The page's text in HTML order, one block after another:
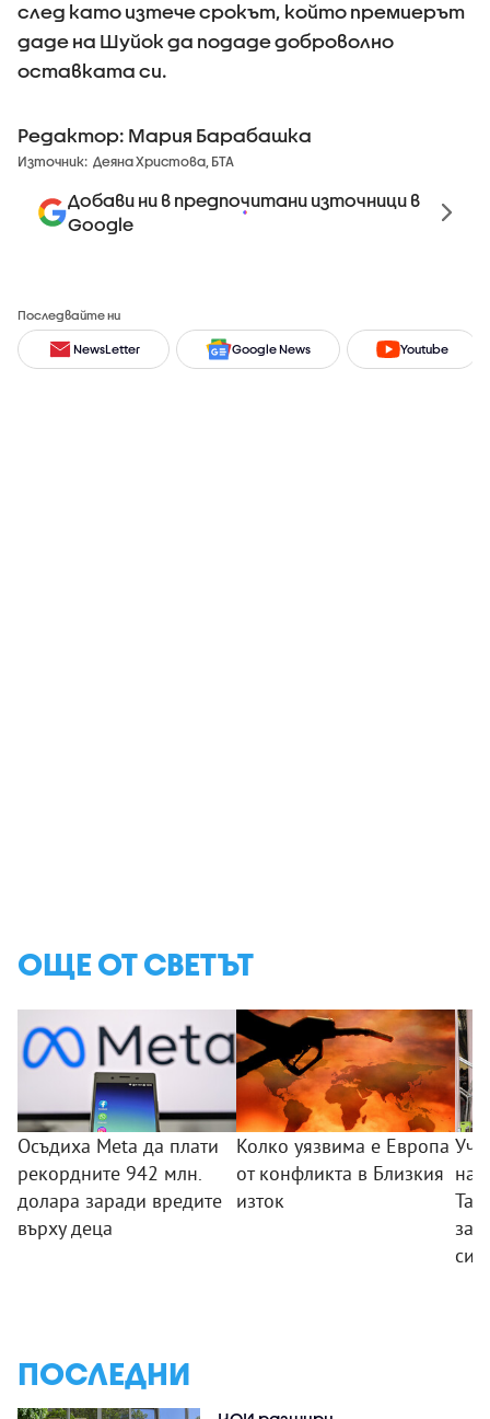
след като изтече срокът, който премиерът
даде на Шуйок да подаде доброволно
оставката си.
Редактор: Мария Барабашка
Източник: Деяна Христова, БТА
Добави ни в предпочитани източници в
Google
Последвайте ни
NewsLetter Google News Youtube
ОЩЕ ОТ СВЕТЪТ
Осъдиха Meta да плати
рекордните 942 млн.
долара заради вредите
върху деца
Колко уязвима е Европа
от конфликта в Близкия
изток
си
ПОСЛЕДНИ